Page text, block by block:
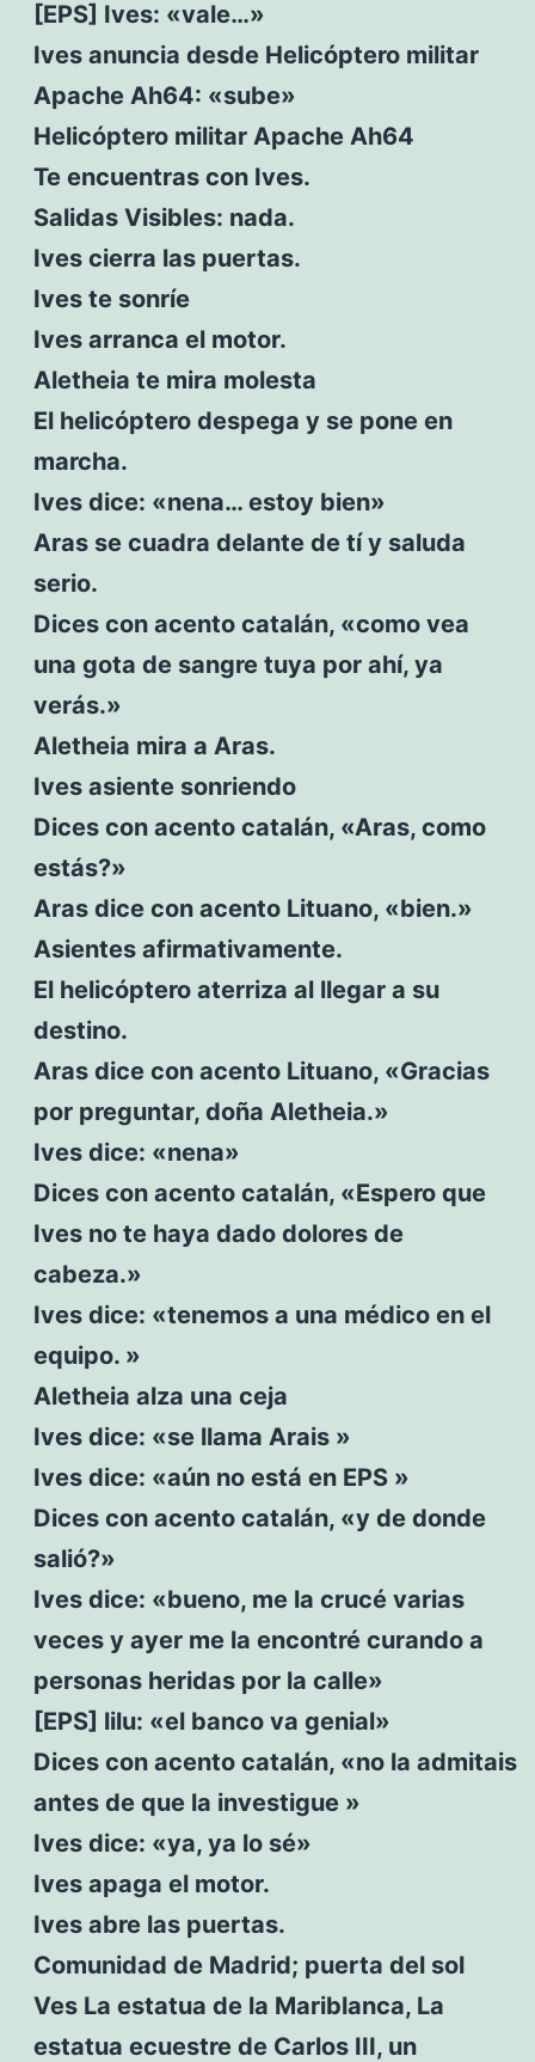
[EPS] Ives: «vale…»
Ives anuncia desde Helicóptero militar
Apache Ah64: «sube»
Helicóptero militar Apache Ah64
Te encuentras con Ives.
Salidas Visibles: nada.
Ives cierra las puertas.
Ives te sonríe
Ives arranca el motor.
Aletheia te mira molesta
El helicóptero despega y se pone en
marcha.
Ives dice: «nena… estoy bien»
Aras se cuadra delante de tí y saluda
serio.
Dices con acento catalán, «como vea
una gota de sangre tuya por ahí, ya
verás.»
Aletheia mira a Aras.
Ives asiente sonriendo
Dices con acento catalán, «Aras, como
estás?»
Aras dice con acento Lituano, «bien.»
Asientes afirmativamente.
El helicóptero aterriza al llegar a su
destino.
Aras dice con acento Lituano, «Gracias
por preguntar, doña Aletheia.»
Ives dice: «nena»
Dices con acento catalán, «Espero que
Ives no te haya dado dolores de
cabeza.»
Ives dice: «tenemos a una médico en el
equipo. »
Aletheia alza una ceja
Ives dice: «se llama Arais »
Ives dice: «aún no está en EPS »
Dices con acento catalán, «y de donde
salió?»
Ives dice: «bueno, me la crucé varias
veces y ayer me la encontré curando a
personas heridas por la calle»
[EPS] lilu: «el banco va genial»
Dices con acento catalán, «no la admitais
antes de que la investigue »
Ives dice: «ya, ya lo sé»
Ives apaga el motor.
Ives abre las puertas.
Comunidad de Madrid; puerta del sol
Ves La estatua de la Mariblanca, La
estatua ecuestre de Carlos III, un